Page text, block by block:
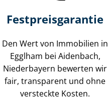
Festpreis​garantie
Den Wert von Immobilien in
Egglham bei Aidenbach,
Niederbayern bewerten wir
fair, transparent und ohne
versteckte Kosten.